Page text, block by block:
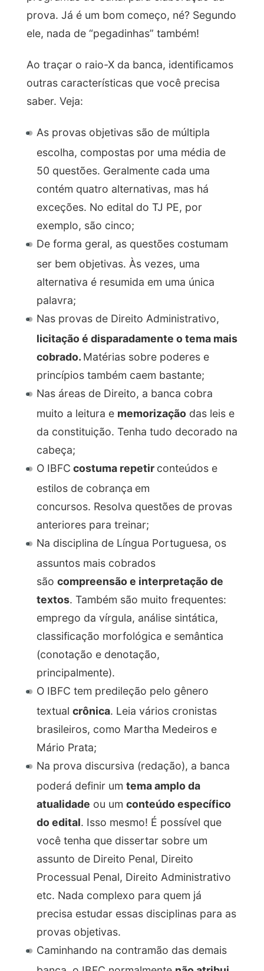
prova. Já é um bom começo, né? Segundo
ele, nada de “pegadinhas” também!
Ao traçar o raio-X da banca, identificamos
outras características que você precisa
saber. Veja:
As provas objetivas são de múltipla
escolha, compostas por uma média de
50 questões. Geralmente cada uma
contém quatro alternativas, mas há
exceções. No edital do TJ PE, por
exemplo, são cinco;
De forma geral, as questões costumam
ser bem objetivas. Às vezes, uma
alternativa é resumida em uma única
palavra;
Nas provas de Direito Administrativo,
licitaçãoé disparadamente o tema mais
cobrado. Matérias sobre poderes e
princípios também caem bastante;
Nas áreas de Direito, a banca cobra
muito a leitura e memorizaçãodas leis e
da constituição. Tenha tudo decorado na
cabeça;
O IBFC costuma repetir conteúdos e
estilos de cobrança em
concursos. Resolva questões de provas
anteriores para treinar;
Na disciplina de Língua Portuguesa, os
assuntos mais cobrados
são compreensão e interpretação de
textos. Também são muito frequentes:
emprego da vírgula, análise sintática,
classificação morfológica e semântica
(conotação e denotação,
principalmente).
O IBFC tem predileção pelo gênero
textual crônica. Leia vários cronistas
brasileiros, como Martha Medeiros e
Mário Prata;
Na prova discursiva (redação), a banca
poderá definir um tema amplo da
atualidade ou um conteúdo específico
do edital. Isso mesmo! É possível que
você tenha que dissertar sobre um
assunto de Direito Penal, Direito
Processual Penal, Direito Administrativo
etc. Nada complexo para quem já
precisa estudar essas disciplinas para as
provas objetivas.
Caminhando na contramão das demais